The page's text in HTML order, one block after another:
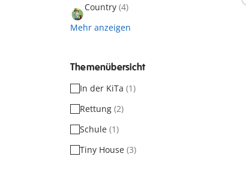
Country (4)
Mehr anzeigen
Themenübersicht
In der KiTa (1)
Rettung (2)
Schule (1)
Tiny House (3)